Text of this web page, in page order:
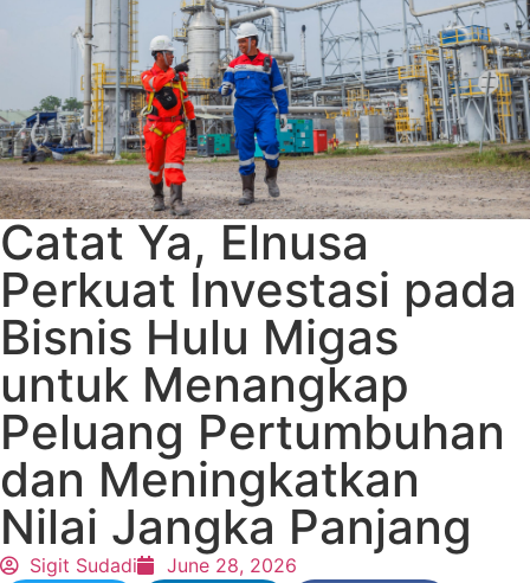
Catat Ya, Elnusa
Perkuat Investasi pada
Bisnis Hulu Migas
untuk Menangkap
Peluang Pertumbuhan
dan Meningkatkan
Nilai Jangka Panjang
Sigit Sudadi June 28, 2026